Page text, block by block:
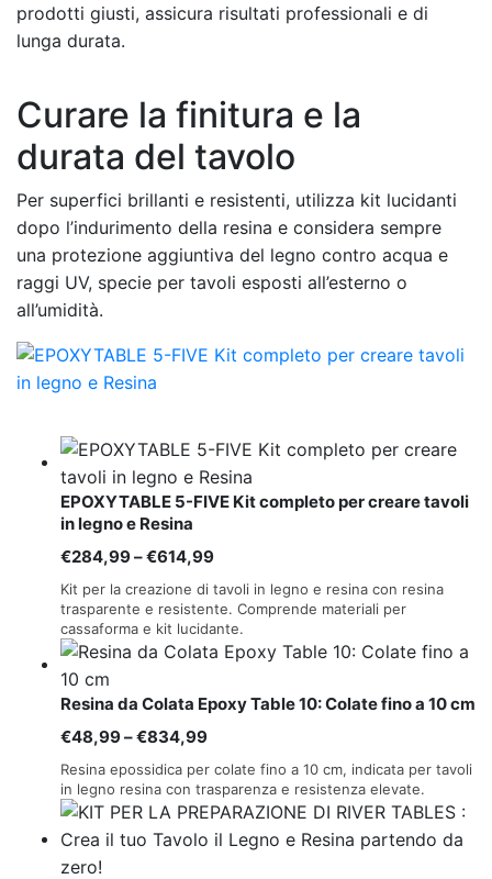
prodotti giusti, assicura risultati professionali e di
lunga durata.
Curare la finitura e la
durata del tavolo
Per superfici brillanti e resistenti, utilizza kit lucidanti
dopo l’indurimento della resina e considera sempre
una protezione aggiuntiva del legno contro acqua e
raggi UV, specie per tavoli esposti all’esterno o
all’umidità.
EPOXYTABLE 5-FIVE Kit completo per creare tavoli
in legno e Resina
€284,99–€614,99Fascia
di
prezzo:
da
€284,99
€614,99
Kit per la creazione di tavoli in legno e resina con resina
trasparente e resistente. Comprende materiali per
cassaforma e kit lucidante.
Resina da Colata Epoxy Table 10: Colate fino a 10 cm
€48,99–€834,99Fascia
prezzo:
da
€48,99
Resina epossidica per colate fino a 10 cm, indicata per tavoli
in legno resina con trasparenza e resistenza elevate.